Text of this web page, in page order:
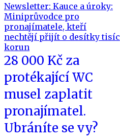
Newsletter: Kauce a úroky:
Miniprůvodce pro
pronajímatele, kteří
nechtějí přijít o desítky tisíc
korun
28 000 Kč za
protékající WC
musel zaplatit
pronajímatel.
Ubráníte se vy?